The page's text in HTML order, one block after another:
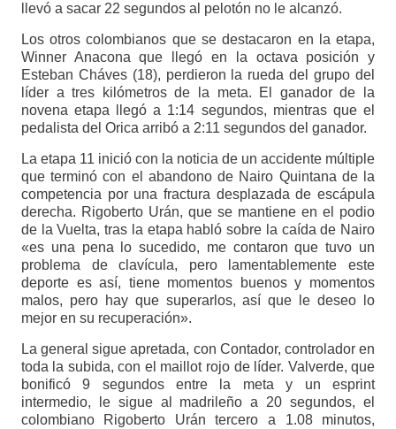
llevó a sacar 22 segundos al pelotón no le alcanzó.
Los otros colombianos que se destacaron en la etapa,
Winner Anacona que llegó en la octava posición y
Esteban Cháves (18), perdieron la rueda del grupo del
líder a tres kilómetros de la meta. El ganador de la
novena etapa llegó a 1:14 segundos, mientras que el
pedalista del Orica arribó a 2:11 segundos del ganador.
La etapa 11 inició con la noticia de un accidente múltiple
que terminó con el abandono de Nairo Quintana de la
competencia por una fractura desplazada de escápula
derecha. Rigoberto Urán, que se mantiene en el podio
de la Vuelta, tras la etapa habló sobre la caída de Nairo
«es una pena lo sucedido, me contaron que tuvo un
problema de clavícula, pero lamentablemente este
deporte es así, tiene momentos buenos y momentos
malos, pero hay que superarlos, así que le deseo lo
mejor en su recuperación».
La general sigue apretada, con Contador, controlador en
toda la subida, con el maillot rojo de líder. Valverde, que
bonificó 9 segundos entre la meta y un esprint
intermedio, le sigue al madrileño a 20 segundos, el
colombiano Rigoberto Urán tercero a 1.08 minutos,